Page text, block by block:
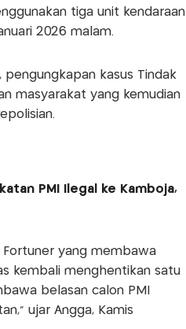
tiga unit kendaraan
2026 malam.
pengungkapan kasus Tindak
masyarakat yang kemudian
PMI Ilegal ke Kamboja,
yang membawa
kembali menghentikan satu
belasan calon PMI
ujar Angga, Kamis